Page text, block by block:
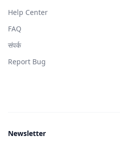
Help Center
FAQ
संपर्क
Report Bug
Newsletter